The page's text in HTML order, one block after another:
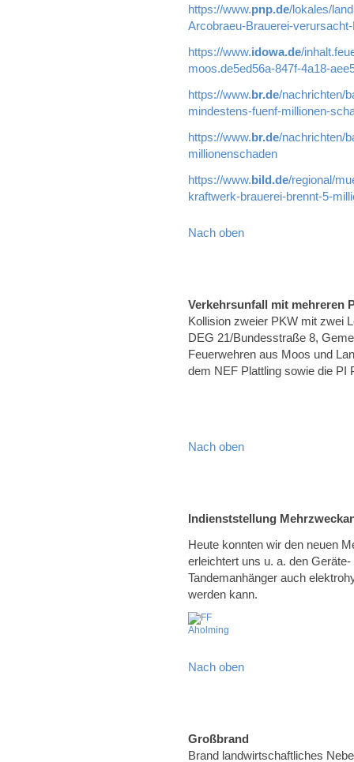
https://www.pnp.de/lokales/
Arcobraeu-Brauerei-
https://www.idowa.de/
moos.de5ed56a-847f-4a18-
https://www.br.de/nachrichten/
mindestens-fuenf-millionen-
https://www.br.de/nachrichten/
millionenschaden
https://www.bild.de/regional/
kraftwerk-brauerei-brennt-5-
Nach oben
Verkehrsunfall mit mehreren
Kollision zweier PKW mit zwei
DEG 21/Bundesstraße 8,
Feuerwehren aus Moos und
dem NEF Plattling sowie die PI
Nach oben
Indienststellung
Heute konnten wir den neuen
erleichtert uns u. a. den
Tandemanhänger auch
werden kann.
Nach oben
Großbrand
Brand landwirtschaftliches